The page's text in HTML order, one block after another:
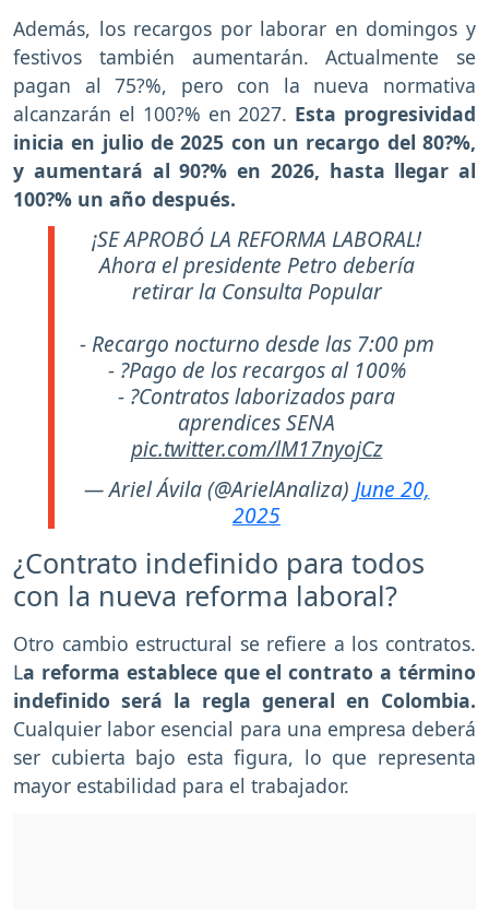
Además, los recargos por laborar en domingos y
festivos también aumentarán. Actualmente se
pagan al 75?%, pero con la nueva normativa
alcanzarán el 100?% en 2027. Esta progresividad
inicia en julio de 2025 con un recargo del 80?%,
y aumentará al 90?% en 2026, hasta llegar al
100?% un año después.
¡SE APROBÓ LA REFORMA LABORAL!
Ahora el presidente Petro debería
retirar la Consulta Popular
- Recargo nocturno desde las 7:00 pm
- ?Pago de los recargos al 100%
- ?Contratos laborizados para
aprendices SENA
pic.twitter.com/lM17nyojCz
— Ariel Ávila (@ArielAnaliza) June 20,
2025
¿Contrato indefinido para todos
con la nueva reforma laboral?
Otro cambio estructural se refiere a los contratos.
La reforma establece que el contrato a término
indefinido será la regla general en Colombia.
Cualquier labor esencial para una empresa deberá
ser cubierta bajo esta figura, lo que representa
mayor estabilidad para el trabajador.